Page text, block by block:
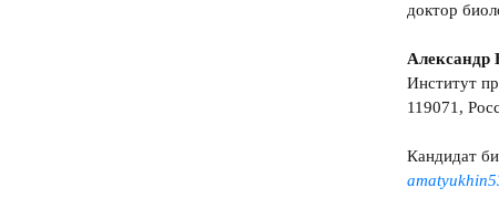
доктор
Александр
Институт
119071,
Кандидат